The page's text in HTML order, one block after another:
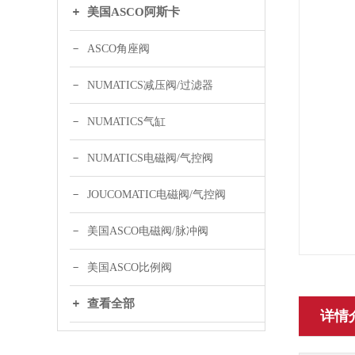
美国ASCO阿斯卡
ASCO角座阀
NUMATICS减压阀/过滤器
NUMATICS气缸
NUMATICS电磁阀/气控阀
JOUCOMATIC电磁阀/气控阀
美国ASCO电磁阀/脉冲阀
美国ASCO比例阀
查看全部
详情